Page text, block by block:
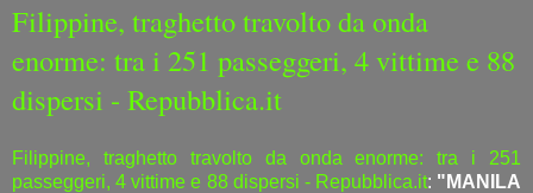
Filippine, traghetto travolto da onda
enorme: tra i 251 passeggeri, 4 vittime e 88
dispersi - Repubblica.it
Filippine, traghetto travolto da onda enorme: tra i 251
passeggeri, 4 vittime e 88 dispersi - Repubblica.it: "MANILA